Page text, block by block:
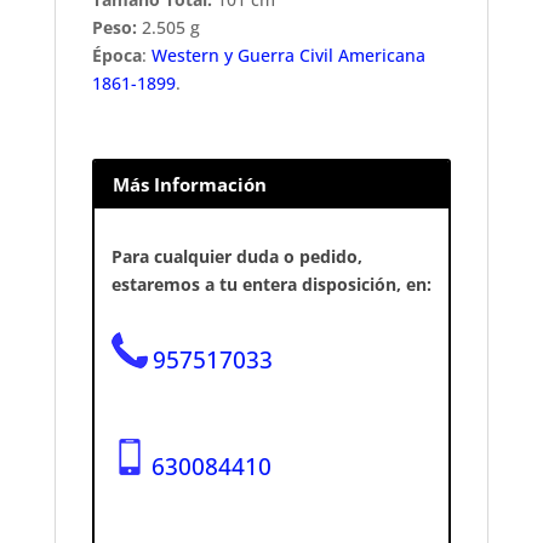
Peso: 2.505 g
Época: Western y Guerra Civil Americana
1861-1899.
Más Información
Para cualquier duda o pedido,
estaremos a tu entera disposición, en:
957517033
630084410